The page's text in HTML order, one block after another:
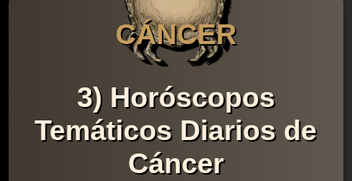
CÁNCER
3) Horóscopos
Temáticos Diarios de
Cáncer